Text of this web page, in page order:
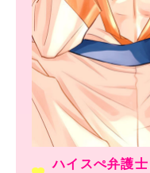
ハイスぺ弁護